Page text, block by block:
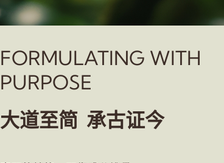
FORMULATING WITH
PURPOSE
大道至简 承古证今